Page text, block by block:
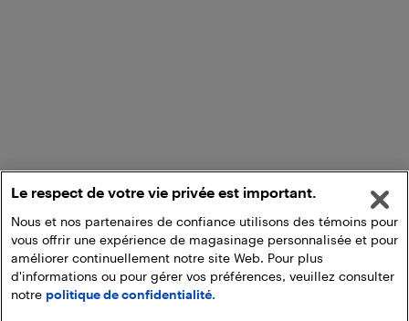
Ajouter au panier
Le respect de votre vie privée est important.
Nous et nos partenaires de confiance utilisons des témoins pour
vous offrir une expérience de magasinage personnalisée et pour
améliorer continuellement notre site Web. Pour plus
d'informations ou pour gérer vos préférences, veuillez consulter
notre politique de confidentialité.